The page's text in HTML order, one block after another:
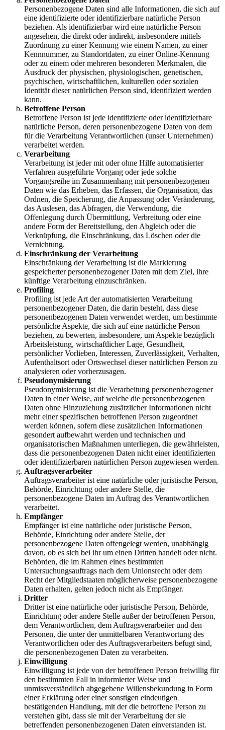
Personenbezogene Daten sind alle Informationen, die sich auf
eine identifizierte oder identifizierbare natürliche Person
beziehen. Als identifizierbar wird eine natürliche Person
angesehen, die direkt oder indirekt, insbesondere mittels
Zuordnung zu einer Kennung wie einem Namen, zu einer
Kennnummer, zu Standortdaten, zu einer Online-Kennung
oder zu einem oder mehreren besonderen Merkmalen, die
Ausdruck der physischen, physiologischen, genetischen,
psychischen, wirtschaftlichen, kulturellen oder sozialen
Identität dieser natürlichen Person sind, identifiziert werden
kann.
Betroffene Person
Betroffene Person ist jede identifizierte oder identifizierbare
natürliche Person, deren personenbezogene Daten von dem
für die Verarbeitung Verantwortlichen (unser Unternehmen)
verarbeitet werden.
Verarbeitung
Verarbeitung ist jeder mit oder ohne Hilfe automatisierter
Verfahren ausgeführte Vorgang oder jede solche
Vorgangsreihe im Zusammenhang mit personenbezogenen
Daten wie das Erheben, das Erfassen, die Organisation, das
Ordnen, die Speicherung, die Anpassung oder Veränderung,
das Auslesen, das Abfragen, die Verwendung, die
Offenlegung durch Übermittlung, Verbreitung oder eine
andere Form der Bereitstellung, den Abgleich oder die
Verknüpfung, die Einschränkung, das Löschen oder die
Vernichtung.
Einschränkung der Verarbeitung
Einschränkung der Verarbeitung ist die Markierung
gespeicherter personenbezogener Daten mit dem Ziel, ihre
künftige Verarbeitung einzuschränken.
Profiling
Profiling ist jede Art der automatisierten Verarbeitung
personenbezogener Daten, die darin besteht, dass diese
personenbezogenen Daten verwendet werden, um bestimmte
persönliche Aspekte, die sich auf eine natürliche Person
beziehen, zu bewerten, insbesondere, um Aspekte bezüglich
Arbeitsleistung, wirtschaftlicher Lage, Gesundheit,
persönlicher Vorlieben, Interessen, Zuverlässigkeit, Verhalten,
Aufenthaltsort oder Ortswechsel dieser natürlichen Person zu
analysieren oder vorherzusagen.
Pseudonymisierung
Pseudonymisierung ist die Verarbeitung personenbezogener
Daten in einer Weise, auf welche die personenbezogenen
Daten ohne Hinzuziehung zusätzlicher Informationen nicht
mehr einer spezifischen betroffenen Person zugeordnet
werden können, sofern diese zusätzlichen Informationen
gesondert aufbewahrt werden und technischen und
organisatorischen Maßnahmen unterliegen, die gewährleisten,
dass die personenbezogenen Daten nicht einer identifizierten
oder identifizierbaren natürlichen Person zugewiesen werden.
Auftragsverarbeiter
Auftragsverarbeiter ist eine natürliche oder juristische Person,
Behörde, Einrichtung oder andere Stelle, die
personenbezogene Daten im Auftrag des Verantwortlichen
verarbeitet.
Empfänger
Empfänger ist eine natürliche oder juristische Person,
Behörde, Einrichtung oder andere Stelle, der
personenbezogene Daten offengelegt werden, unabhängig
davon, ob es sich bei ihr um einen Dritten handelt oder nicht.
Behörden, die im Rahmen eines bestimmten
Untersuchungsauftrags nach dem Unionsrecht oder dem
Recht der Mitgliedstaaten möglicherweise personenbezogene
Daten erhalten, gelten jedoch nicht als Empfänger.
Dritter
Dritter ist eine natürliche oder juristische Person, Behörde,
Einrichtung oder andere Stelle außer der betroffenen Person,
dem Verantwortlichen, dem Auftragsverarbeiter und den
Personen, die unter der unmittelbaren Verantwortung des
Verantwortlichen oder des Auftragsverarbeiters befugt sind,
die personenbezogenen Daten zu verarbeiten.
Einwilligung
Einwilligung ist jede von der betroffenen Person freiwillig für
den bestimmten Fall in informierter Weise und
unmissverständlich abgegebene Willensbekundung in Form
einer Erklärung oder einer sonstigen eindeutigen
bestätigenden Handlung, mit der die betroffene Person zu
verstehen gibt, dass sie mit der Verarbeitung der sie
betreffenden personenbezogenen Daten einverstanden ist.